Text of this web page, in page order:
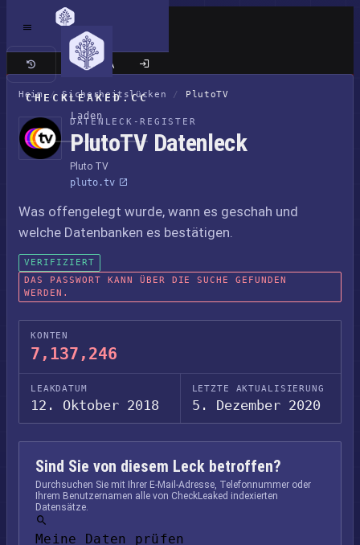
CHECKLEAKED.CC
Laden
Klassische Seite
Heim / Sicherheitslücken / PlutoTV
DATENLECK-REGISTER
PlutoTV Datenleck
Pluto TV
pluto.tv
Was offengelegt wurde, wann es geschah und
welche Datenbanken es bestätigen.
VERIFIZIERT
DAS PASSWORT KANN ÜBER DIE SUCHE GEFUNDEN
WERDEN.
KONTEN
7,137,246
LEAKDATUM
12. Oktober 2018
LETZTE AKTUALISIERUNG
5. Dezember 2020
Sind Sie von diesem Leck betroffen?
Durchsuchen Sie mit Ihrer E-Mail-Adresse, Telefonnummer oder
Ihrem Benutzernamen alle von CheckLeaked indexierten
Datensätze.
Meine Daten prüfen